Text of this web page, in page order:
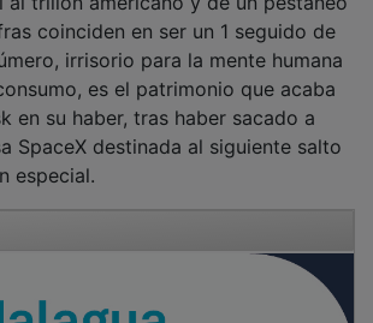
coinciden en ser un 1 seguido de
irrisorio para la mente humana
es el patrimonio que acaba
en su haber, tras haber sacado a
SpaceX destinada al siguiente salto
especial.